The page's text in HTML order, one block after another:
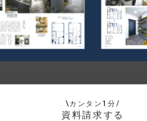
\カンタン1分/
資料請求する